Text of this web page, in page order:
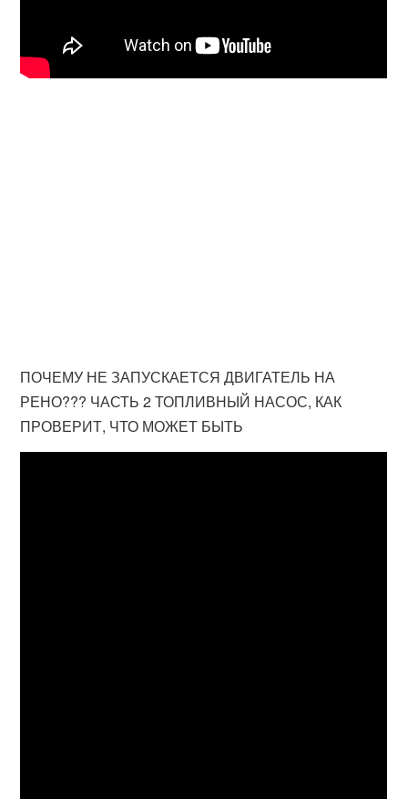
ПОЧЕМУ НЕ ЗАПУСКАЕТСЯ ДВИГАТЕЛЬ НА
РЕНО??? ЧАСТЬ 2 ТОПЛИВНЫЙ НАСОС, КАК
ПРОВЕРИТ, ЧТО МОЖЕТ БЫТЬ